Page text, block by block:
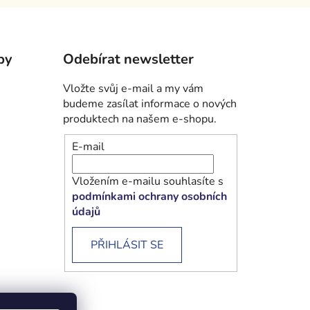
Odebírat newsletter
Vložte svůj e-mail a my vám
budeme zasílat informace o nových
produktech na našem e-shopu.
E-mail
Vložením e-mailu souhlasíte s
podmínkami ochrany osobních
údajů
PŘIHLÁSIT SE